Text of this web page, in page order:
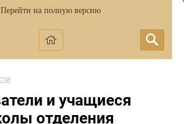
Перейти на полную версию
и учащиеся
отделения